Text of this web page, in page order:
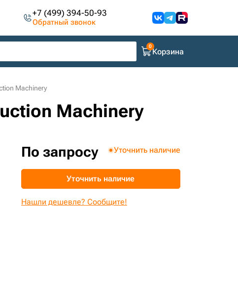
+7 (499) 394-50-93
Обратный звонок
Корзина
Machinery
Machinery
По запросу Уточнить наличие
Уточнить наличие
Нашли дешевле? Сообщите!